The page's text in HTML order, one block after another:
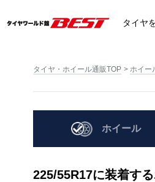
タイヤ
タイヤ・ホイール通販TOP ホイー
ホイール
225/55R17に装着す